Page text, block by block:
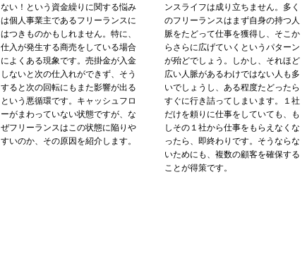
ない！という資金繰りに関する悩み
は個人事業主であるフリーランスに
はつきものかもしれません。特に、
仕入が発生する商売をしている場合
によくある現象です。売掛金が入金
しないと次の仕入れができず、そう
すると次の回転にもまた影響が出る
という悪循環です。キャッシュフロ
ーがまわっていない状態ですが、な
ぜフリーランスはこの状態に陥りや
すいのか、その原因を紹介します。
ンスライフは成り立ちません。多く
のフリーランスはまず自身の持つ人
脈をたどって仕事を獲得し、そこか
らさらに広げていくというパターン
が殆どでしょう。しかし、それほど
広い人脈があるわけではない人も多
いでしょうし、ある程度たどったら
すぐに行き詰ってしまいます。１社
だけを頼りに仕事をしていても、も
しその１社から仕事をもらえなくな
ったら、即終わりです。そうならな
いためにも、複数の顧客を確保する
ことが得策です。